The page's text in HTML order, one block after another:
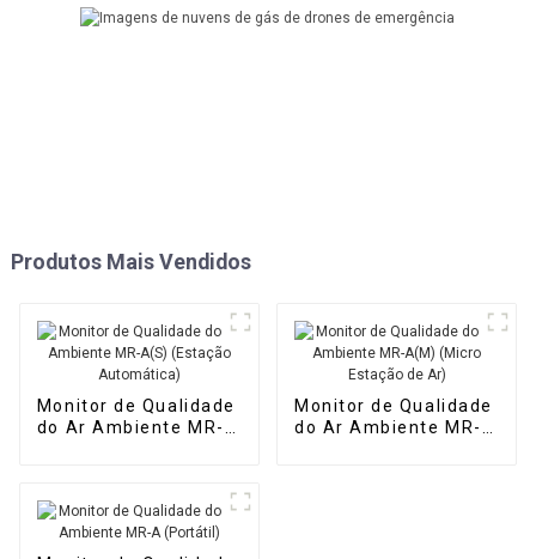
Produtos Mais Vendidos
Monitor de Qualidade
do Ar Ambiente MR-
Monitor de Qualidade
do Ar Ambiente MR-